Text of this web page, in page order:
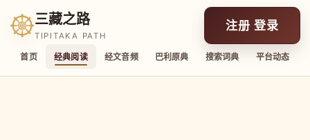
三藏之路
TIPITAKA PATH
首页 经典阅读 经文音频 巴利原典 搜索词典 平台动态
注册 登录